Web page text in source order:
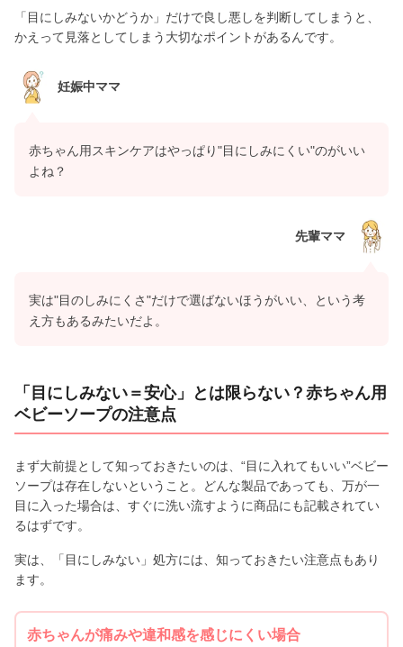
「目にしみないかどうか」だけで良し悪しを判断してしまうと、
かえって見落としてしまう大切なポイントがあるんです。
妊娠中ママ
赤ちゃん用スキンケアはやっぱり"目にしみにくい"のがいい
よね？
先輩ママ
実は"目のしみにくさ"だけで選ばないほうがいい、という考
え方もあるみたいだよ。
「目にしみない＝安心」とは限らない？赤ちゃん用
ベビーソープの注意点
まず大前提として知っておきたいのは、“目に入れてもいい”ベビー
ソープは存在しないということ。どんな製品であっても、万が一
目に入った場合は、すぐに洗い流すように商品にも記載されてい
るはずです。
実は、「目にしみない」処方には、知っておきたい注意点もあり
ます。
赤ちゃんが痛みや違和感を感じにくい場合